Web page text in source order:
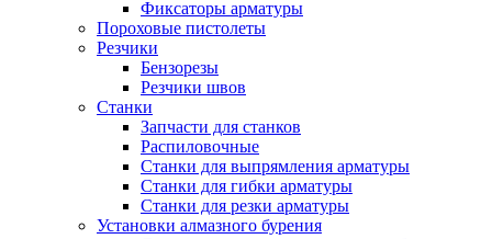
Фиксаторы арматуры
Пороховые пистолеты
Резчики
Бензорезы
Резчики швов
Станки
Запчасти для станков
Распиловочные
Станки для выпрямления арматуры
Станки для гибки арматуры
Станки для резки арматуры
Установки алмазного бурения